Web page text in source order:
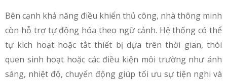
Bên cạnh khả năng điều khiển thủ công, nhà thông minh
còn hỗ trợ tự động hóa theo ngữ cảnh. Hệ thống có thể
tự kích hoạt hoặc tắt thiết bị dựa trên thời gian, thói
quen sinh hoạt hoặc các điều kiện môi trường như ánh
sáng, nhiệt độ, chuyển động giúp tối ưu sự tiện nghi và